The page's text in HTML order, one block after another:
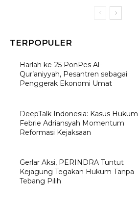
TERPOPULER
Harlah ke-25 PonPes Al-
Qur’aniyyah, Pesantren sebagai
Penggerak Ekonomi Umat
DeepTalk Indonesia: Kasus Hukum
Febrie Adriansyah Momentum
Reformasi Kejaksaan
Gerlar Aksi, PERINDRA Tuntut
Kejagung Tegakan Hukum Tanpa
Tebang Pilih